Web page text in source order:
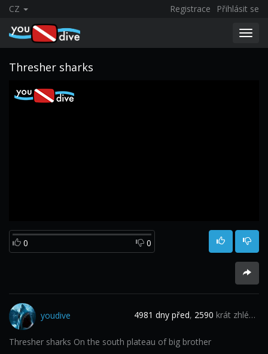
CZ Registrace Přihlásit se
Thresher sharks
0 0
youdive 4981 dny před, 2590 krát zhlédnuto
Thresher sharks On the south plateau of big brother